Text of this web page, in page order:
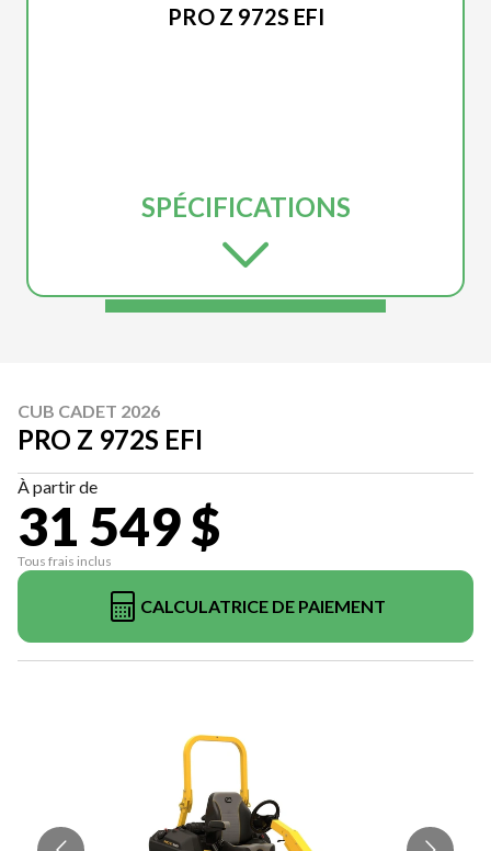
PRO Z 972S EFI
SPÉCIFICATIONS
CUB CADET 2026
PRO Z 972S EFI
À partir de
31 549 $
Tous frais inclus
CALCULATRICE DE PAIEMENT